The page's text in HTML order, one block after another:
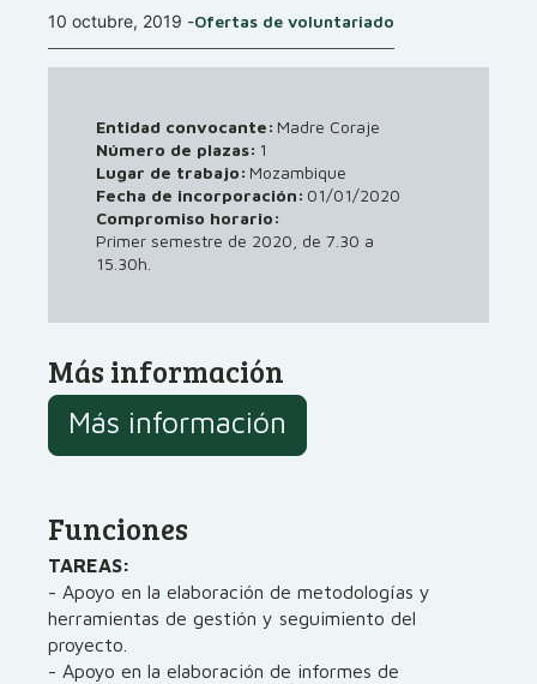
10 octubre, 2019 -Ofertas de voluntariado
Entidad convocante: Madre Coraje
Número de plazas: 1
Lugar de trabajo: Mozambique
Fecha de incorporación: 01/01/2020
Compromiso horario:
Primer semestre de 2020, de 7.30 a
15.30h.
Más información
Más información
Funciones
TAREAS:
- Apoyo en la elaboración de metodologías y
herramientas de gestión y seguimiento del
proyecto.
- Apoyo en la elaboración de informes de